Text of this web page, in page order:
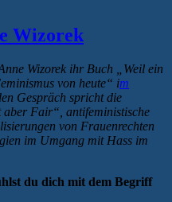
Online-
Diskurse“
Wizorek
Wizorek ihr Buch „Weil ein
von heute“ im
Gespräch spricht die
Fair“, antifeministische
von Frauenrechten
im Umgang mit Hass im
du dich mit dem Begriff